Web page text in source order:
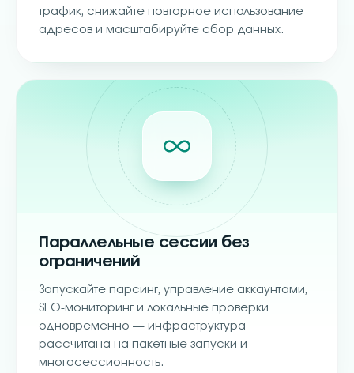
трафик, снижайте повторное использование
адресов и масштабируйте сбор данных.
Параллельные сессии без
ограничений
Запускайте парсинг, управление аккаунтами,
SEO-мониторинг и локальные проверки
одновременно — инфраструктура
рассчитана на пакетные запуски и
многосессионность.